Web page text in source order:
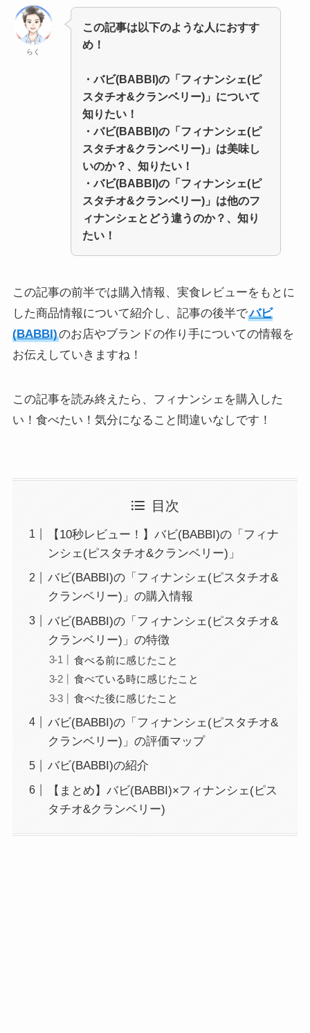
らく
この記事は以下のような人におすす
め！
・バビ(BABBI)の「フィナンシェ(ピ
スタチオ&クランベリー)」について
知りたい！
・バビ(BABBI)の「フィナンシェ(ピ
スタチオ&クランベリー) 」 は美味し
いのか？、知りたい！
・バビ(BABBI)の「フィナンシェ(ピ
スタチオ&クランベリー) 」 は他のフ
ィナンシェとどう違うのか？、知り
たい！
この記事の前半では購入情報、実食レビューをもとに
した商品情報について紹介し、記事の後半でバビ
(BABBI)のお店やブランドの作り手についての情報を
お伝えしていきますね！
この記事を読み終えたら、フィナンシェを購入した
い！食べたい！気分になること間違いなしです！
目次
【10秒レビュー！】バビ(BABBI)の「フィナ
ンシェ(ピスタチオ&クランベリー)」
バビ(BABBI)の「フィナンシェ(ピスタチオ&
クランベリー)」の購入情報
バビ(BABBI)の「フィナンシェ(ピスタチオ&
クランベリー)」の特徴
食べる前に感じたこと
食べている時に感じたこと
食べた後に感じたこと
バビ(BABBI)の「フィナンシェ(ピスタチオ&
クランベリー)」の評価マップ
バビ(BABBI)の紹介
【まとめ】バビ(BABBI)×フィナンシェ(ピス
タチオ&クランベリー)